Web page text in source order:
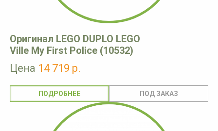
Оригинал LEGO DUPLO LEGO
Ville My First Police (10532)
Цена 14 719 р.
ПОДРОБНЕЕ